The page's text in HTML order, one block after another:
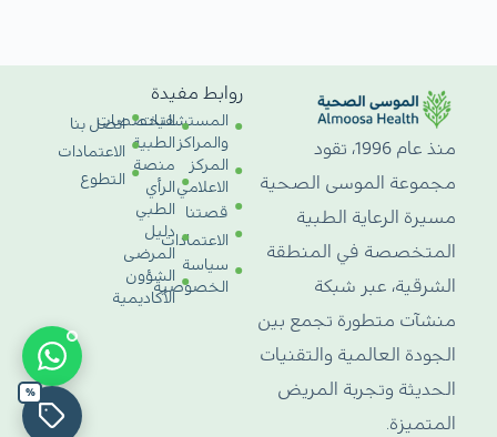
منذ عام 1996، تقود
مجموعة الموسى الصحية
مسيرة الرعاية الطبية
المتخصصة في المنطقة
الشرقية، عبر شبكة
منشآت متطورة تجمع بين
الجودة العالمية والتقنيات
الحديثة وتجربة المريض
المتميزة.
روابط مفيدة
المستشفيات
والمراكز
المركز
الاعلامي
قصتنا
الاعتمادات
سياسة
الخصوصية
التخصصات
الطبية
منصة
الرأي
الطبي
دليل
المرضى
الشؤون
الأكاديمية
اتصل بنا
الاعتمادات
التطوع
%